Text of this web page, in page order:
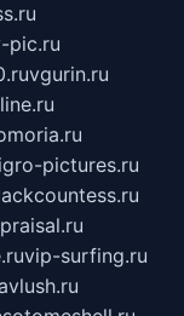
pic.ru
vgurin.ru
igro-pictures.ru
vip-surfing.ru